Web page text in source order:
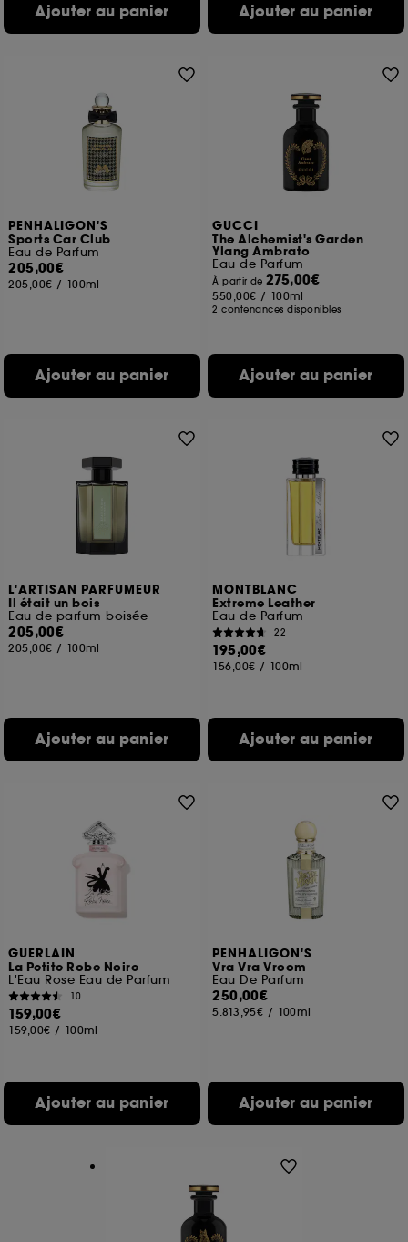
Ajouter au panier Ajouter au panier
PENHALIGON'S
Sports Car Club
Eau de Parfum
205,00€
205,00€ / 100ml
Ajouter au panier
GUCCI
The Alchemist's Garden
Ylang Ambrato
Eau de Parfum
À partir de275,00€
550,00€ / 100ml
2 contenances disponibles
Ajouter au panier
L'ARTISAN PARFUMEUR
Il était un bois
Eau de parfum boisée
205,00€
205,00€ / 100ml
Ajouter au panier
MONTBLANC
Extreme Leather
Eau de Parfum
22
195,00€
156,00€ / 100ml
Ajouter au panier
GUERLAIN
La Petite Robe Noire
L'Eau Rose Eau de Parfum
10
159,00€
159,00€ / 100ml
Ajouter au panier
PENHALIGON'S
Vra Vra Vroom
Eau De Parfum
250,00€
5.813,95€ / 100ml
Ajouter au panier